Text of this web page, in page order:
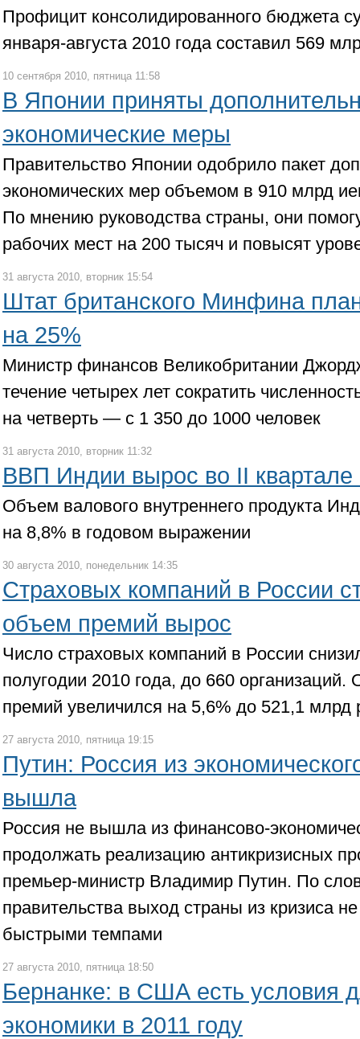
Профицит консолидированного бюджета
января-августа 2010 года составил 569
10 сентября 2010, пятница 11:58
В Японии приняты
экономические меры
Правительство Японии одобрило пакет
экономических мер объемом в 910 млрд
По мнению руководства страны, они
рабочих мест на 200 тысяч и повысят
31 августа 2010, вторник 15:54
Штат британского Минфина
на 25%
Министр финансов Великобритании
течение четырех лет сократить
на четверть — с 1 350 до 1000 человек
31 августа 2010, вторник 11:32
ВВП Индии вырос во II квартале
Объем валового внутреннего продукта
на 8,8% в годовом выражении
30 августа 2010, понедельник 14:35
Страховых компаний в России
объем премий вырос
Число страховых компаний в России
полугодии 2010 года, до 660
премий увеличился на 5,6% до 521,1 млрд
27 августа 2010, пятница 19:15
Путин: Россия из
вышла
Россия не вышла из финансово-
продолжать реализацию антикризисных
премьер-министр Владимир Путин. По
правительства выход страны из кризиса
быстрыми темпами
27 августа 2010, пятница 18:50
Бернанке: в США есть условия
экономики в 2011 году